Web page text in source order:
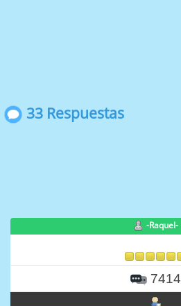
33 Respuestas
-Raquel-
7414